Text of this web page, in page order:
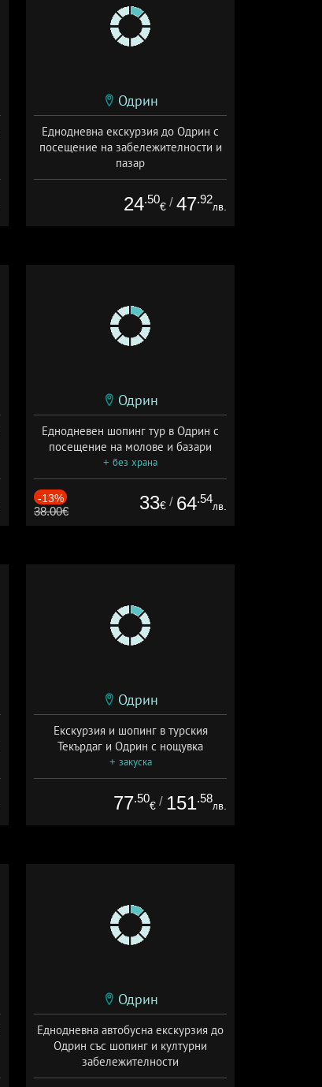
Одрин
Еднодневна екскурзия до Одрин с
посещение на забележителности и
пазар
+ без храна
24.50
€ / 47.92
лв.
Одрин
Еднодневен шопинг тур в Одрин с
посещение на молове и базари
+ без храна
-13%
38.00€ 33€ / 64.54
лв.
Одрин
Екскурзия и шопинг в турския
Текърдаг и Одрин с нощувка
+ закуска
77.50
€ / 151.58
лв.
Одрин
Еднодневна автобусна екскурзия до
Одрин със шопинг и културни
забележителности
+ без храна